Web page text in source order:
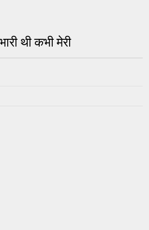
थी कभी मेरी